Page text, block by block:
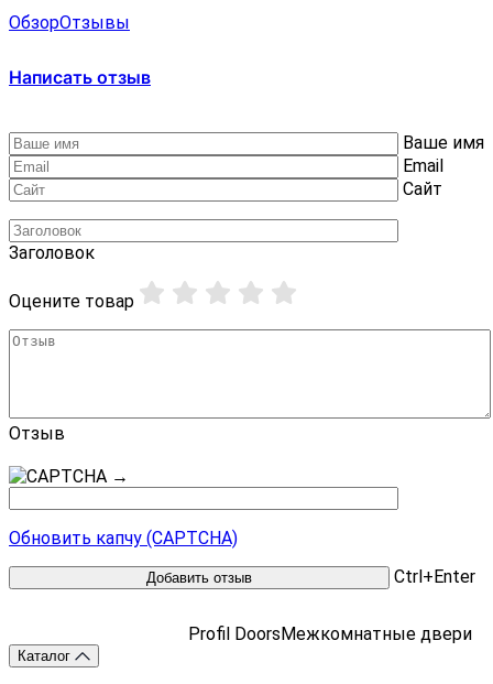
ОбзорОтзывы
Написать отзыв
Ваше имя
Email
Сайт
Заголовок
Оцените товар
Отзыв
→
Обновить капчу (CAPTCHA)
Ctrl+Enter
Profil Doors Межкомнатные двери
Каталог